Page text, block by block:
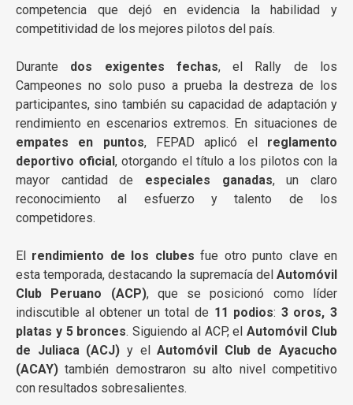
competencia que dejó en evidencia la habilidad y
competitividad de los mejores pilotos del país.
Durante dos exigentes fechas, el Rally de los
Campeones no solo puso a prueba la destreza de los
participantes, sino también su capacidad de adaptación y
rendimiento en escenarios extremos. En situaciones de
empates en puntos, FEPAD aplicó el reglamento
deportivo oficial , otorgando el título a los pilotos con la
mayor cantidad de especiales ganadas, un claro
reconocimiento al esfuerzo y talento de los
competidores.
El rendimiento de los clubes fue otro punto clave en
esta temporada, destacando la supremacía del Automóvil
Club Peruano (ACP), que se posicionó como líder
indiscutible al obtener un total de 11 podios: 3 oros, 3
platas y 5 bronces. Siguiendo al ACP, elAutomóvil Club
de Juliaca (ACJ) y elAutomóvil Club de Ayacucho
(ACAY) también demostraron su alto nivel competitivo
con resultados sobresalientes.